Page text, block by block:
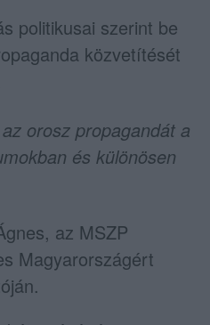
politikusai szerint be
közvetítését
orosz propagandát a
és különösen
az MSZP
Magyarországért